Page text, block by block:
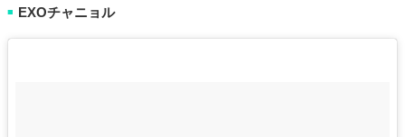
■ EXOチャニョル